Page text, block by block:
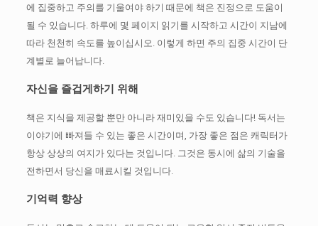
에 집중하고 주의를 기울여야 하기 때문에 책은 진정으로 도움이
될 수 있습니다. 하루에 몇 페이지 읽기를 시작하고 시간이 지남에
따라 천천히 속도를 높이십시오. 이렇게 하면 주의 집중 시간이 단
계별로 늘어납니다.
자신을 즐겁게하기 위해
책은 지식을 제공할 뿐만 아니라 재미있을 수도 있습니다! 독서는
이야기에 빠져들 수 있는 좋은 시간이며, 가장 좋은 점은 캐릭터가
항상 상상의 여지가 있다는 것입니다. 그것은 동시에 삶의 기술을
전하면서 ​​당신을 매료시킬 것입니다.
기억력 향상